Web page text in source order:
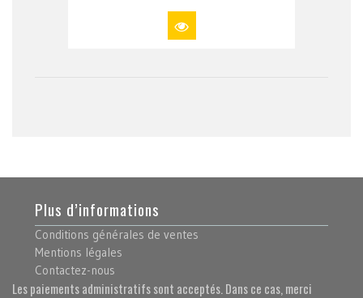
Plus d’informations
Conditions générales de ventes
Mentions légales
Contactez-nous
Les paiements administratifs sont acceptés. Dans ce cas, merci